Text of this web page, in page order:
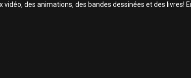
des animations, des bandes dessinées et des livres!